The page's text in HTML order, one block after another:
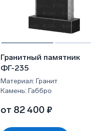
Гранитный памятник
ФГ-235
Материал: Гранит
Камень: Габбро
от 82 400 ₽